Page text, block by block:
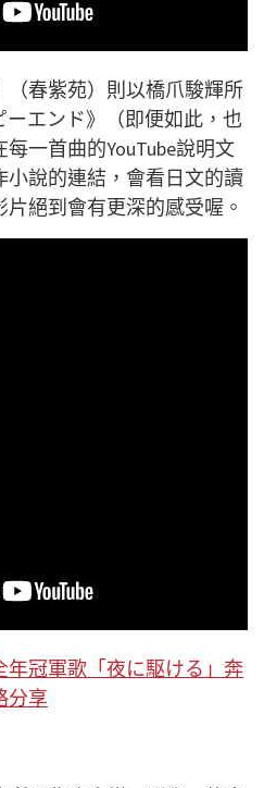
春紫苑）則以橋爪駿輝所
エンド》（即便如此，也
一首曲的YouTube說明文
小說的連結，會看日文的讀
絕到會有更深的感受喔。
年冠軍歌「夜に駆ける」奔
分享